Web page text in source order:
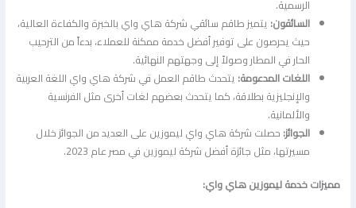
الرسمية.
السائقون:يتميز طاقم سائقي شركة هاي واي بالخبرة والكفاءة العالية،
حيث يحرصون على توفير أفضل خدمة ممكنة للعملاء، بدءاً من الترحيب
الحار في المطار وصولاً إلى وجهتهم النهائية.
اللغات المدعومة:يتحدث طاقم العمل في شركة هاي واي اللغة العربية
والإنجليزية بطلاقة، كما يتحدث بعضهم لغات أخرى مثل الفرنسية
والألمانية.
الجوائز:حصلت شركة هاي واي ليموزين على العديد من الجوائز خلال
مسيرتها، مثل جائزة أفضل شركة ليموزين في مصر عام 2023.
مميزات خدمة ليموزين هاي واي: